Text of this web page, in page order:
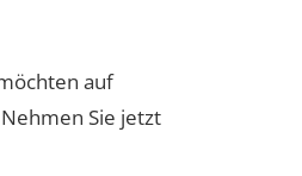
auf
Sie jetzt